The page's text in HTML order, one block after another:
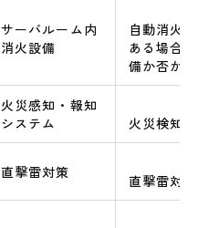
サーバルーム内
消火設備
自動消火
ある場合
備か否か
火災感知・報知
システム
火災検知
直撃雷対策 直撃雷対